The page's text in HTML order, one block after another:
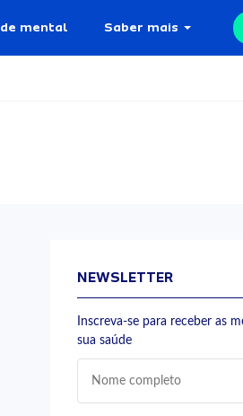
mental Saber mais
NEWSLETTER
Inscreva-se para receber as
sua saúde